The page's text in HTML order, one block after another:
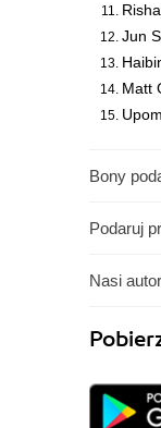
Jun
Matt
Bony
Podaruj
Nasi